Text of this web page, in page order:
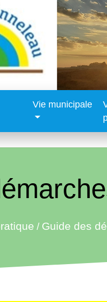
Vie municipale
/ Guide des